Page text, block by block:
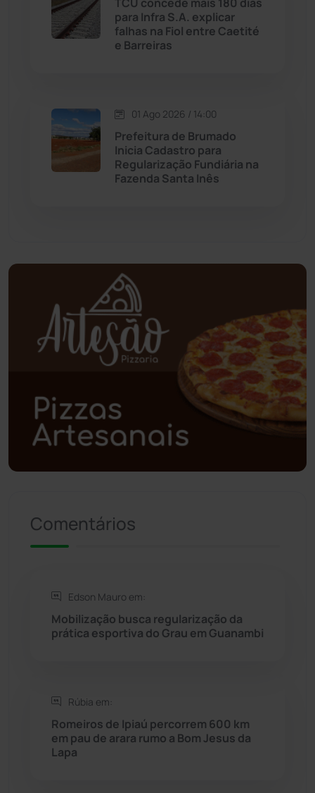
Mortugaba (31)
Palmas de Monte Alto
(341)
Poções (182)
Polícia Civil (55)
Polícia Militar (27)
Política (03)
Presidente Jânio Qu... (125)
Rio de Contas
Rio do Antônio
Rio do Pires (97)
Seabra
Sebastião Laranjeiras
para Infra S.A. explicar
falhas na Fiol entre Caetité
e Barreiras
01 Ago 2026 / 14:00
Prefeitura de Brumado
Inicia Cadastro para
Regularização Fundiária na
Fazenda Santa Inês
Comentários
Edson Mauro em:
Mobilização busca regularização da
prática esportiva do Grau em Guanambi
Rúbia em:
Romeiros de Ipiaú percorrem 600 km
em pau de arara rumo a Bom Jesus da
Lapa